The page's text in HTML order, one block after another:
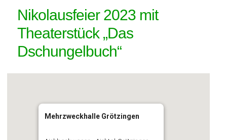
Nikolausfeier 2023 mit
Theaterstück „Das
Dschungelbuch“
Mehrzweckhalle Grötzingen